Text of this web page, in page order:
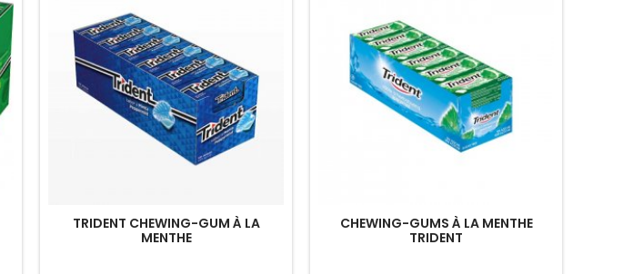
TRIDENT CHEWING-GUM À LA
MENTHE
CHEWING-GUMS À LA MENTHE
TRIDENT